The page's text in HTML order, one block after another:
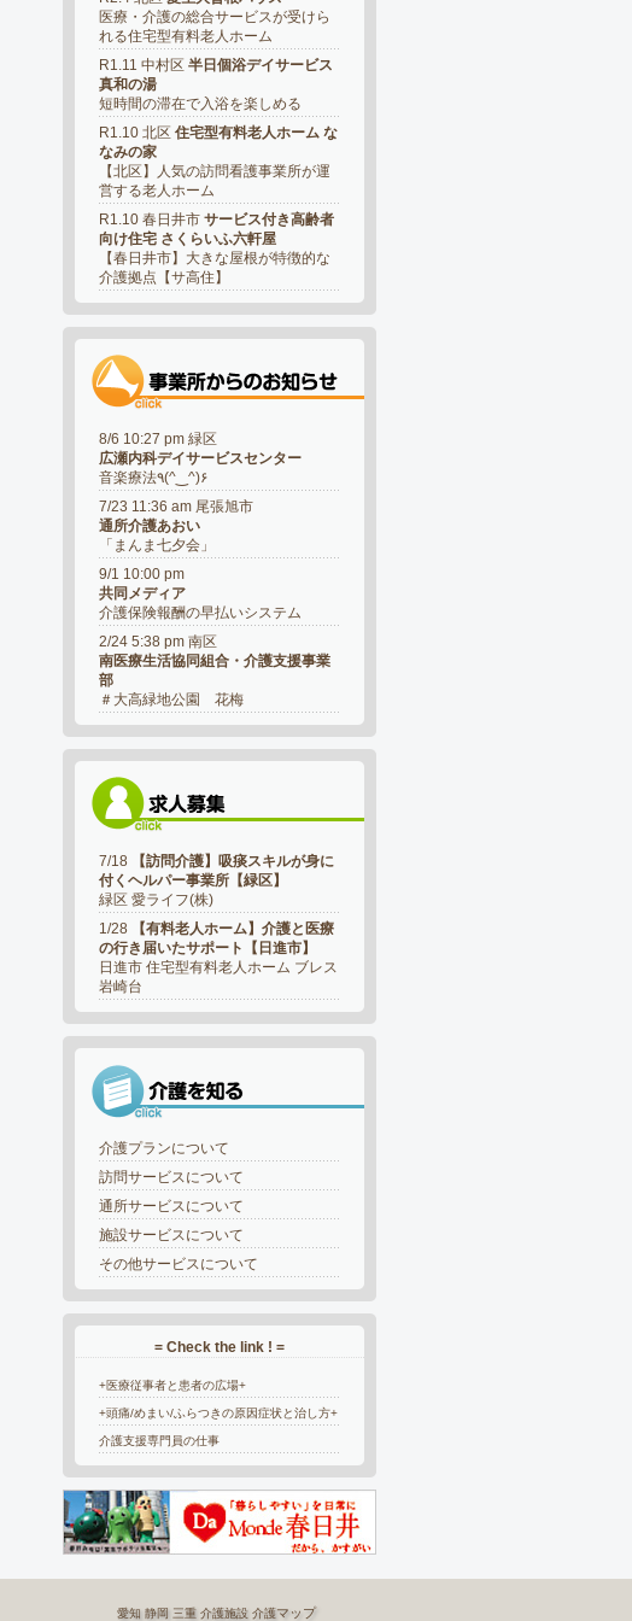
医療・介護の総合サービスが受けら
れる住宅型有料老人ホーム
R1.11 中村区 半日個浴デイサービス
真和の湯
短時間の滞在で入浴を楽しめる
R1.10 北区 住宅型有料老人ホーム な
なみの家
【北区】人気の訪問看護事業所が運
営する老人ホーム
R1.10 春日井市 サービス付き高齢者
向け住宅 さくらいふ六軒屋
【春日井市】大きな屋根が特徴的な
介護拠点【サ高住】
8/6 10:27 pm 緑区
広瀬内科デイサービスセンター
音楽療法٩(^‿^)۶
7/23 11:36 am 尾張旭市
通所介護あおい
「まんま七夕会」
9/1 10:00 pm
共同メディア
介護保険報酬の早払いシステム
2/24 5:38 pm 南区
南医療生活協同組合・介護支援事業
部
＃大高緑地公園 花梅
7/18
【訪問介護】吸痰スキルが身に
付くヘルパー事業所【緑区】
緑区 愛ライフ(株)
1/28
【有料老人ホーム】介護と医療
の行き届いたサポート【日進市】
日進市 住宅型有料老人ホーム ブレス
岩崎台
介護プランについて
訪問サービスについて
通所サービスについて
施設サービスについて
その他サービスについて
= Check the link ! =
+医療従事者と患者の広場+
+頭痛/めまい/ふらつきの原因症状と治し方+
介護支援専門員の仕事
愛知 静岡 三重 介護施設 介護マップ